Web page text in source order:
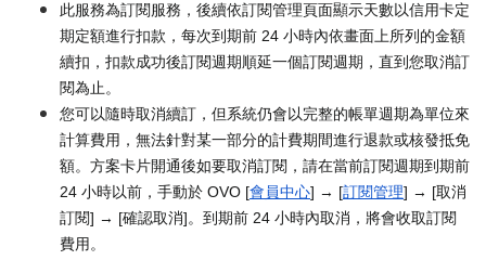
此服務為訂閱服務，後續依訂閱管理頁面顯示天數以信用卡定
期定額進行扣款，每次到期前 24 小時內依畫面上所列的金額
續扣，扣款成功後訂閱週期順延一個訂閱週期，直到您取消訂
閱為止。
您可以隨時取消續訂，但系統仍會以完整的帳單週期為單位來
計算費用，無法針對某一部分的計費期間進行退款或核發抵免
額。方案卡片開通後如要取消訂閱，請在當前訂閱週期到期前
24 小時以前，手動於 OVO [會員中心] → [訂閱管理] → [取消
訂閱] → [確認取消]。到期前 24 小時內取消，將會收取訂閱
費用。